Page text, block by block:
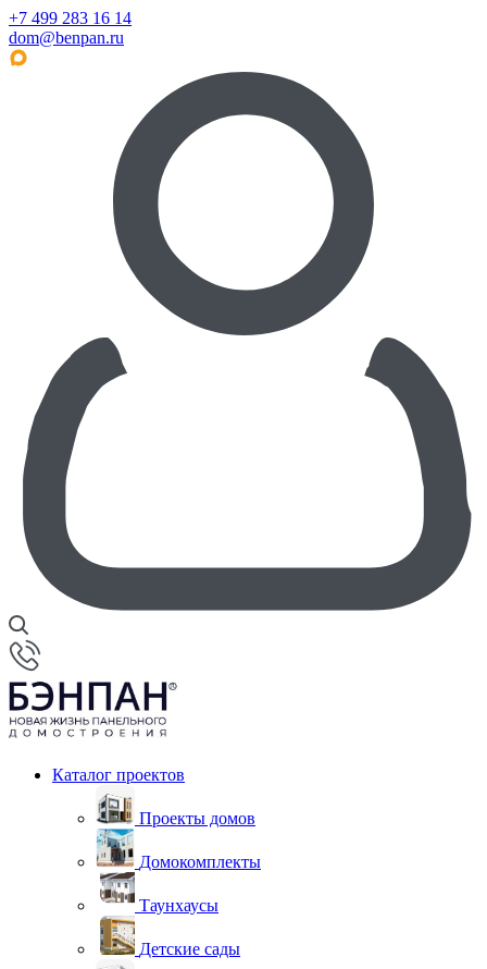
+7 499 283 16 14
dom@benpan.ru
Каталог проектов
Проекты домов
Домокомплекты
Таунхаусы
Детские сады